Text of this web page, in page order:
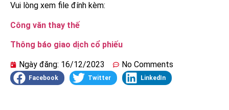
Vui lòng xem file đính kèm:
Công văn thay thế
Thông báo giao dịch cổ phiếu
Ngày đăng: 16/12/2023 No Comments
Facebook Twitter LinkedIn